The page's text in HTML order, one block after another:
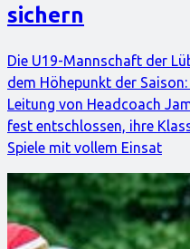
sichern
Die U19-Mannschaft der
dem Höhepunkt der
Leitung von Headcoach
fest entschlossen, ihre
Spiele mit vollem Einsat